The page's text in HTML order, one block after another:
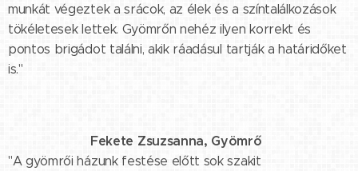
munkát végeztek a srácok, az élek és a színtalálkozások
tökéletesek lettek. Gyömrőn nehéz ilyen korrekt és
pontos brigádot találni, akik ráadásul tartják a határidőket
is."
Fekete Zsuzsanna, Gyömrő
"A gyömrői házunk festése előtt sok szakit